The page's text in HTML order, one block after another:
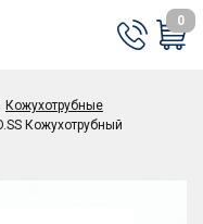
0
Кожухотрубные
Кожухотрубный